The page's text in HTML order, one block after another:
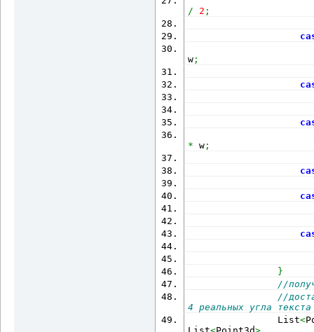
/
2 ;
w ;
* w ;
}
//
//
4 реальных угла
List<